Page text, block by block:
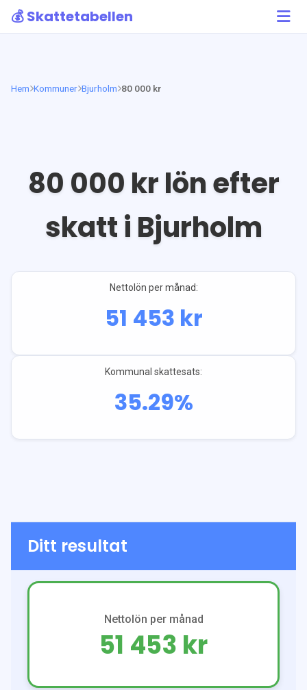
💰 Skattetabellen
Hem Kommuner Bjurholm 80 000 kr
80 000 kr lön efter
skatt i Bjurholm
Nettolön per månad:
51 453 kr
Kommunal skattesats:
35.29%
Ditt resultat
Nettolön per månad
51 453 kr